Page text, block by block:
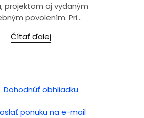
projektom aj vydaným
povolením. Pri...
Čítať ďalej
Dohodnúť obhliadku
ponuku na e-mail